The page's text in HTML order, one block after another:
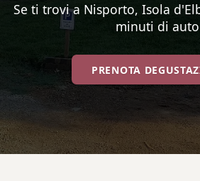
Se ti trovi a Nisporto, Isola
minuti di
PRENOTA